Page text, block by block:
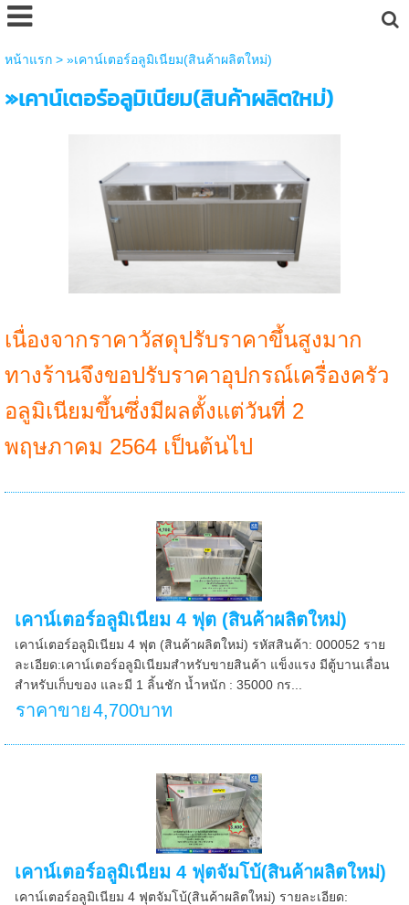
หน้าแรก> »เคาน์เตอร์อลูมิเนียม(สินค้าผลิตใหม่)
»เคาน์เตอร์อลูมิเนียม(สินค้าผลิตใหม่)
เนื่องจากราคาวัสดุปรับราคาขึ้นสูงมาก
ทางร้านจึงขอปรับราคาอุปกรณ์เครื่องครัว
อลูมิเนียมขึ้นซึ่งมีผลตั้งแต่วันที่ 2
พฤษภาคม 2564 เป็นต้นไป
เคาน์เตอร์อลูมิเนียม 4 ฟุต (สินค้าผลิตใหม่)
เคาน์เตอร์อลูมิเนียม 4 ฟุต (สินค้าผลิตใหม่) รหัสสินค้า: 000052 ราย
ละเอียด:เคาน์เตอร์อลูมิเนียมสำหรับขายสินค้า แข็งแรง มีตู้บานเลื่อน
สำหรับเก็บของ และมี 1 ลิ้นชัก น้ำหนัก : 35000 กร...
ราคาขาย4,700บาท
เคาน์เตอร์อลูมิเนียม 4 ฟุตจัมโบ้(สินค้าผลิตใหม่)
เคาน์เตอร์อลูมิเนียม 4 ฟุตจัมโบ้(สินค้าผลิตใหม่) รายละเอียด: